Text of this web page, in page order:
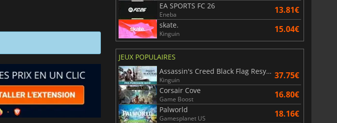
EA SPORTS FC 26
Eneba 13.81€
skate.
Kinguin 15.04€
JEUX POPULAIRES
Assassin's Creed Black Flag Resynced
Kinguin 37.75€
Corsair Cove
Game Boost 16.80€
Palworld
Gamesplanet US 18.16€